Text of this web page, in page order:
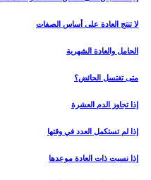
لا تنتج العادة على أساس الصفات
الحامل والعادة الشهرية
متى تغتسل الحائض؟
إذا تجاوز الدم العشرة
إذا لم تستكمل العدد في وقتها
إذا نسيت ذات العادة موعدها